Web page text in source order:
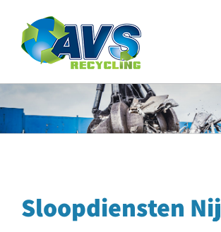
inhoud
Sloopdiensten